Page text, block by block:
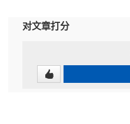
对文章打分